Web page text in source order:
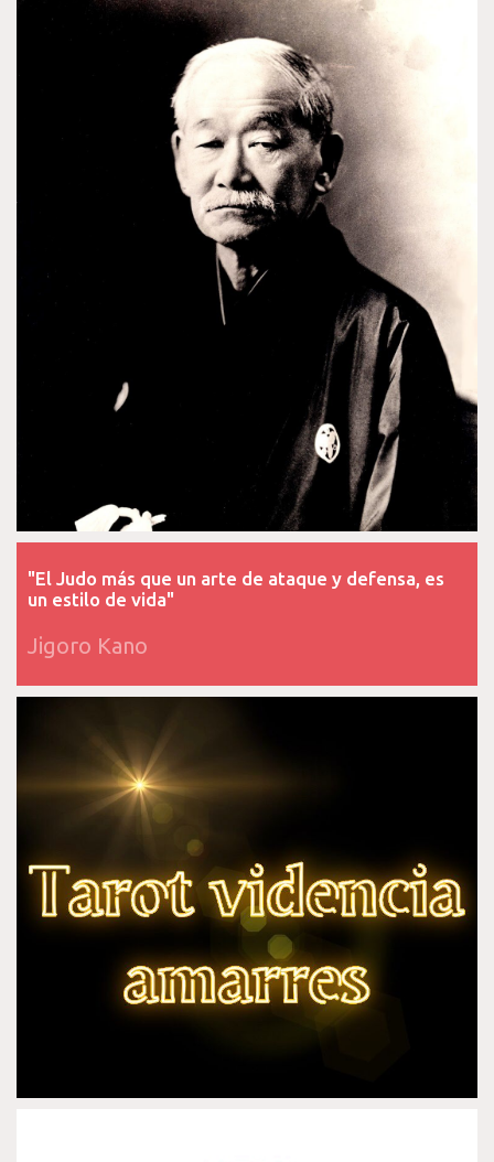
"El Judo más que un arte de ataque y defensa, es
un estilo de vida"
Jigoro Kano